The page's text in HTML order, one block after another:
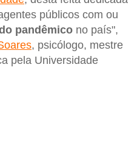
públicos com ou
pandêmico no país",
, psicólogo, mestre
pela Universidade